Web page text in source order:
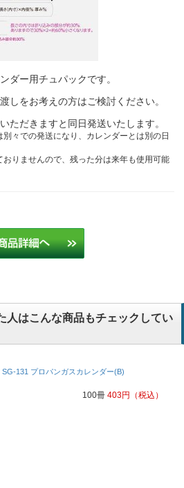
ダー用チュパックです。
しをお考えの方はご検討ください。
ただきますと同日発送いたします。
々での発送になり、カレンダーとは別の日
りませんので、残った分は来年も使用可能
人はこんな商品もチェックしてい
SG-131 プロパンガスカレンダー(B)
100冊 403円 （税込）